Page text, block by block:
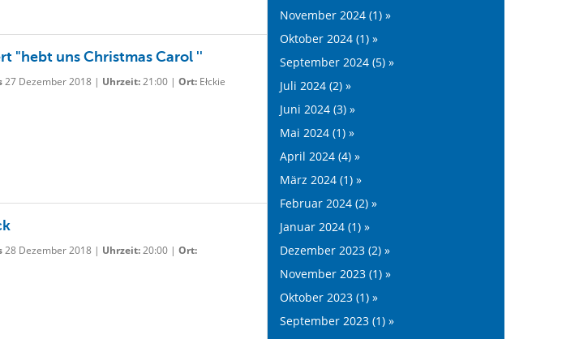
"hebt uns Christmas Carol ''
27 Dezember 2018 | Uhrzeit:21:00 | Ort:Ełckie
28 Dezember 2018 | Uhrzeit:20:00 | Ort:
November 2024 (1) »
Oktober 2024 (1) »
September 2024 (5) »
Juli 2024 (2) »
Juni 2024 (3) »
Mai 2024 (1) »
April 2024 (4) »
März 2024 (1) »
Februar 2024 (2) »
Januar 2024 (1) »
Dezember 2023 (2) »
November 2023 (1) »
Oktober 2023 (1) »
September 2023 (1) »